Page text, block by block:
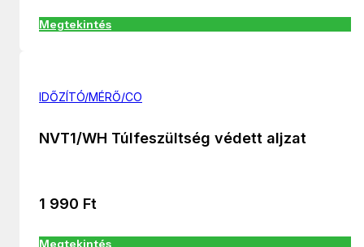
Megtekintés
IDŐZÍTÓ/MÉRŐ/CO
NVT1/WH Túlfeszültség védett aljzat
1 990 Ft
Megtekintés